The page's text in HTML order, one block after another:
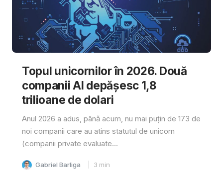
Topul unicornilor în 2026. Două
companii AI depășesc 1,8
trilioane de dolari
Anul 2026 a adus, până acum, nu mai puțin de 173 de
noi companii care au atins statutul de unicorn
(companii private evaluate...
Gabriel Barliga 3 min